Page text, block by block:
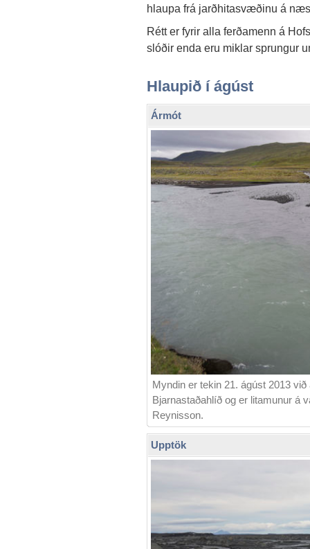
hlaupa frá jarðhitasvæðinu á
Rétt er fyrir alla ferðamenn á
slóðir enda eru miklar sprungur
Hlaupið í ágúst
Ármót
Myndin er tekin 21. ágúst 2013
Bjarnastaðahlíð og er litamunur á
Reynisson.
Upptök